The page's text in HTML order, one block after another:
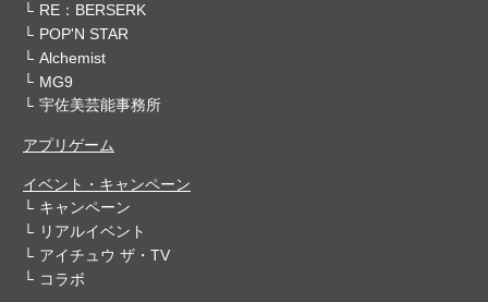
RE：BERSERK
POP'N STAR
Alchemist
MG9
宇佐美芸能事務所
アプリゲーム
イベント・キャンペーン
キャンペーン
リアルイベント
アイチュウ ザ・TV
コラボ